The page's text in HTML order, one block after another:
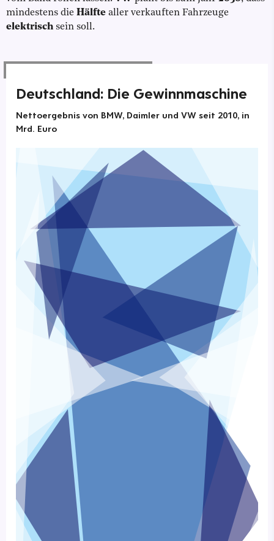
mindestens die Hälfte aller verkauften Fahrzeuge
elektrisch sein soll.
Deutschland: Die Gewinnmaschine
Nettoergebnis von BMW, Daimler und VW seit 2010, in
Mrd. Euro